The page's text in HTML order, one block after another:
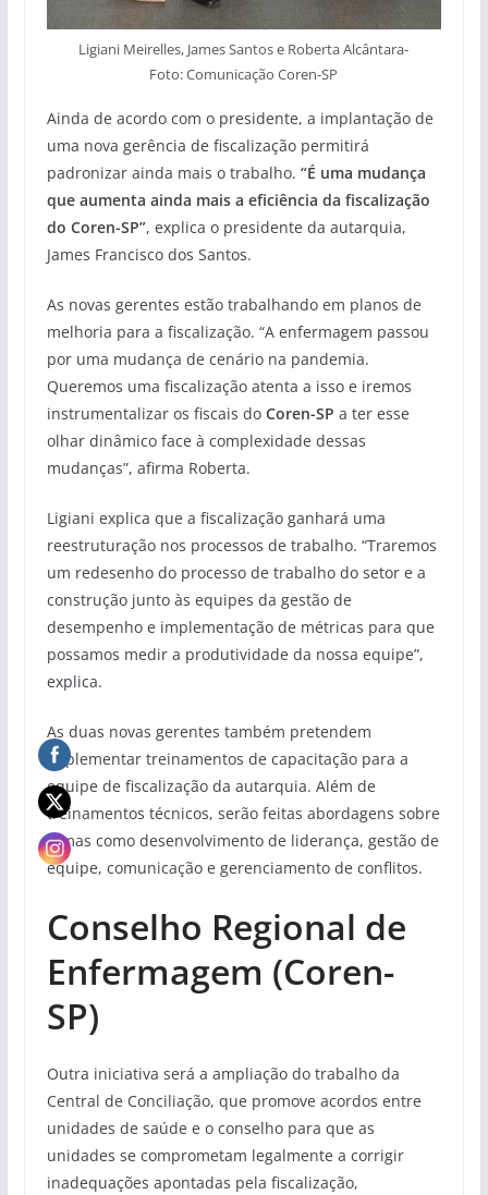
Ligiani Meirelles, James Santos e Roberta Alcântara-
Foto: Comunicação Coren-SP
Ainda de acordo com o presidente, a implantação de
uma nova gerência de fiscalização permitirá
padronizar ainda mais o trabalho. “É uma mudança
que aumenta ainda mais a eficiência da fiscalização
do Coren-SP”, explica o presidente da autarquia,
James Francisco dos Santos.
As novas gerentes estão trabalhando em planos de
melhoria para a fiscalização. “A enfermagem passou
por uma mudança de cenário na pandemia.
Queremos uma fiscalização atenta a isso e iremos
instrumentalizar os fiscais do Coren-SP a ter esse
olhar dinâmico face à complexidade dessas
mudanças”, afirma Roberta.
Ligiani explica que a fiscalização ganhará uma
reestruturação nos processos de trabalho. “Traremos
um redesenho do processo de trabalho do setor e a
construção junto às equipes da gestão de
desempenho e implementação de métricas para que
possamos medir a produtividade da nossa equipe”,
explica.
As duas novas gerentes também pretendem
implementar treinamentos de capacitação para a
equipe de fiscalização da autarquia. Além de
treinamentos técnicos, serão feitas abordagens sobre
temas como desenvolvimento de liderança, gestão de
equipe, comunicação e gerenciamento de conflitos.
Conselho Regional de
Enfermagem (Coren-
SP)
Outra iniciativa será a ampliação do trabalho da
Central de Conciliação, que promove acordos entre
unidades de saúde e o conselho para que as
unidades se comprometam legalmente a corrigir
inadequações apontadas pela fiscalização,